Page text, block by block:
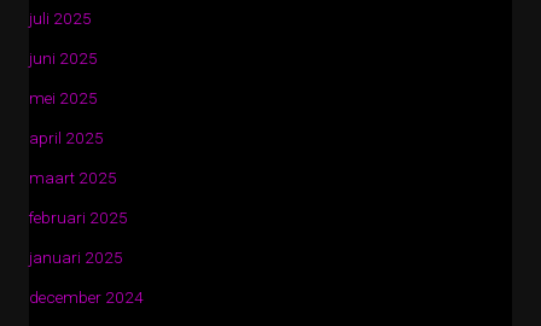
juli 2025
juni 2025
mei 2025
april 2025
maart 2025
februari 2025
januari 2025
december 2024